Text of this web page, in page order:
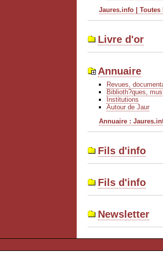
Jaures.info | Toutes
Livre d'or
Annuaire
Revues,
Biblioth?ques,
Institutions
Autour de Jaur
Annuaire :
Fils d'info
Fils d'info
Newsletter